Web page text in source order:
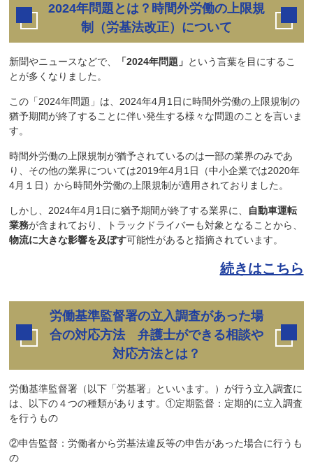
2024年問題とは？時間外労働の上限規
制（労基法改正）について
新聞やニュースなどで、 「2024年問題」 という言葉を目にするこ
とが多くなりました。
この「2024年問題」は、2024年4月1日に時間外労働の上限規制の
猶予期間が終了することに伴い発生する様々な問題のことを言いま
す。
時間外労働の上限規制が猶予されているのは一部の業界のみであ
り、その他の業界については2019年4月1日（中小企業では2020年
4月１日）から時間外労働の上限規制が適用されておりました。
しかし、2024年4月1日に猶予期間が終了する業界に、 自動車運転
業務が含まれており、トラックドライバーも対象となることから、
物流に大きな影響を及ぼす可能性があると指摘されています。
続きはこちら
労働基準監督署の立入調査があった場
合の対応方法 弁護士ができる相談や
対応方法とは？
労働基準監督署（以下「労基署」といいます。）が行う立入調査に
は、以下の４つの種類があります。①定期監督：定期的に立入調査
を行うもの
②申告監督：労働者から労基法違反等の申告があった場合に行うも
の